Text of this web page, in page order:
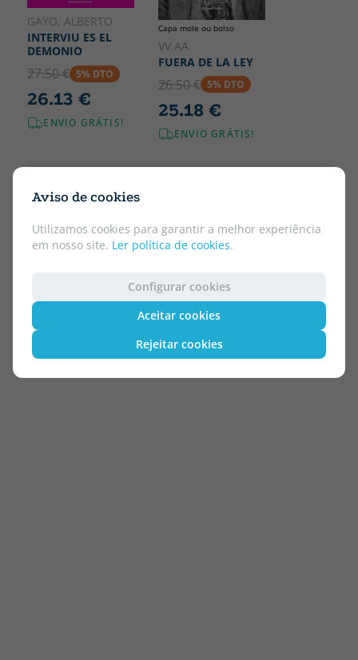
Aviso de cookies
Utilizamos cookies para garantir a melhor experiência
em nosso site. Ler política de cookies.
Configurar cookies
Aceitar cookies
Rejeitar cookies
GAYO, ALBERTO
INTERVIU ES EL
DEMONIO
27.50 € 5% DTO
26.13 €
ENVIO GRÁTIS!
Capa mole ou bolso
VV.AA
FUERA DE LA LEY
26.50 € 5% DTO
25.18 €
ENVIO GRÁTIS!